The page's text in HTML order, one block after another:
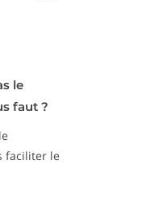
le
faut ?
faciliter le